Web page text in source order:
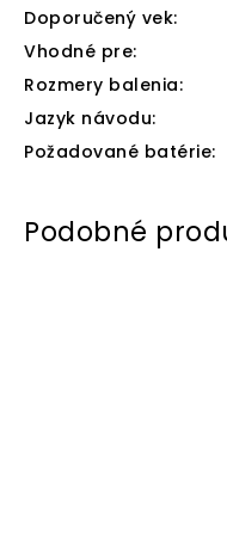
Doporučený vek:
Vhodné pre:
Rozmery balenia:
Jazyk návodu:
Požadované batérie: